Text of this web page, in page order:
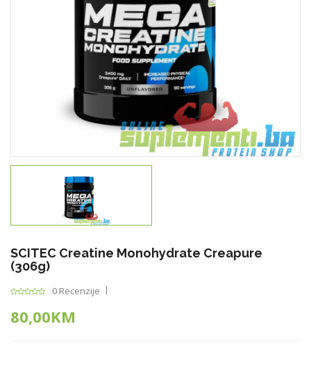
SCITEC Creatine Monohydrate Creapure
(306g)
0 Recenzije
80,00KM